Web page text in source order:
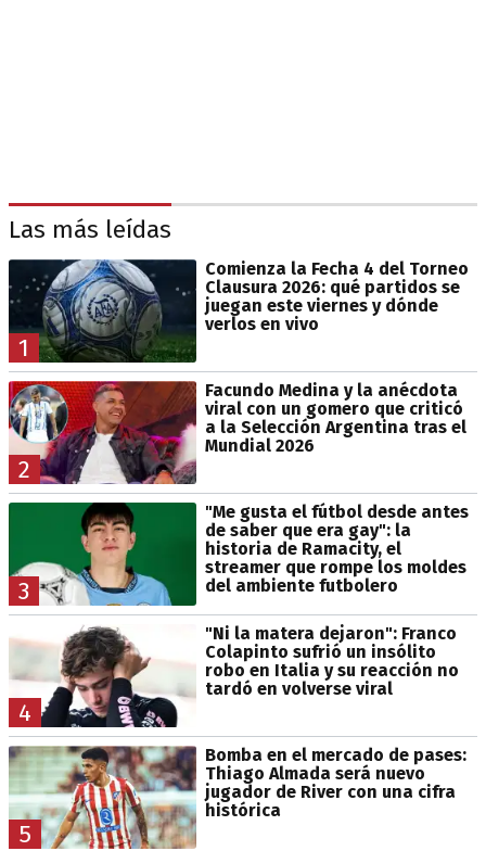
Las más leídas
1
Comienza la Fecha 4 del Torneo
Clausura 2026: qué partidos se
juegan este viernes y dónde
verlos en vivo
2
Facundo Medina y la anécdota
viral con un gomero que criticó
a la Selección Argentina tras el
Mundial 2026
3
"Me gusta el fútbol desde antes
de saber que era gay": la
historia de Ramacity, el
streamer que rompe los moldes
del ambiente futbolero
4
"Ni la matera dejaron": Franco
Colapinto sufrió un insólito
robo en Italia y su reacción no
tardó en volverse viral
5
Bomba en el mercado de pases:
Thiago Almada será nuevo
jugador de River con una cifra
histórica